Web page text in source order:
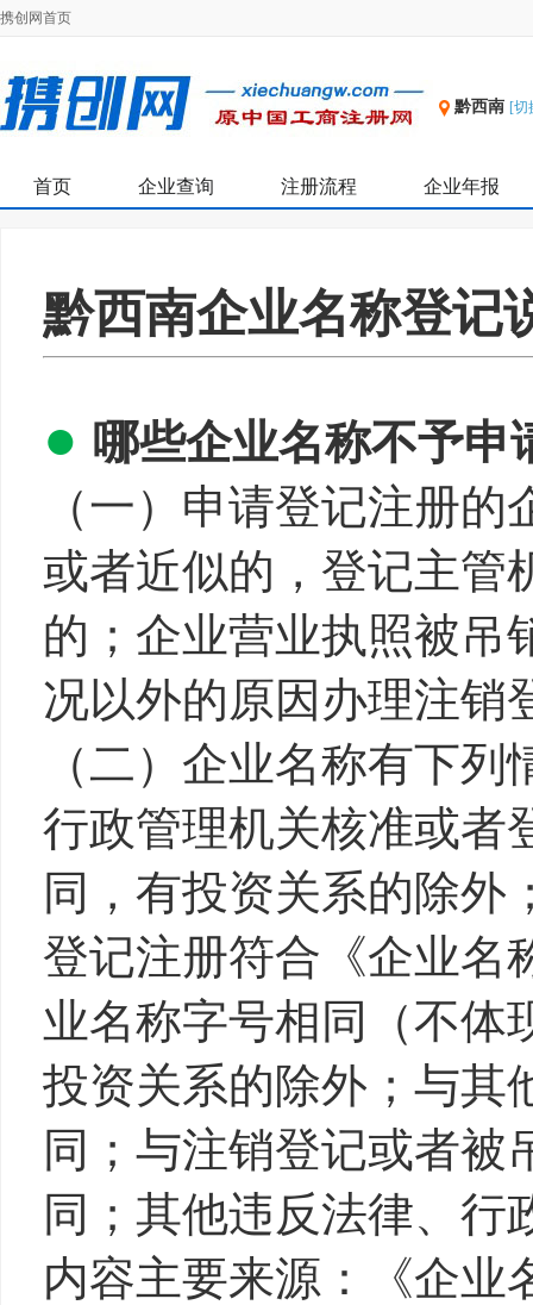
携创网首页
黔西南 [切
首页 企业查询 注册流程 企业年报
黔西南企业名称登记
● 哪些企业名称不予申
（一）申请登记注册
或者近似的，登记主管
的；企业营业执照被吊
况以外的原因办理注销
（二）企业名称有下
行政管理机关核准或者
同，有投资关系的除外
登记注册符合《企业名
业名称字号相同（不体
投资关系的除外；与其
同；与注销登记或者被
同；其他违反法律、行
内容主要来源：《企业